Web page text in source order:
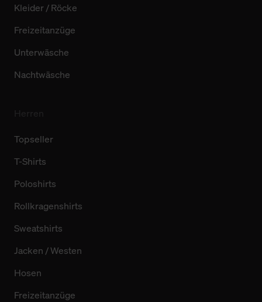
Kleider / Röcke
Freizeitanzüge
Unterwäsche
Nachtwäsche
Topseller
T-Shirts
Poloshirts
Rollkragenshirts
Sweatshirts
Jacken / Westen
Hosen
Freizeitanzüge